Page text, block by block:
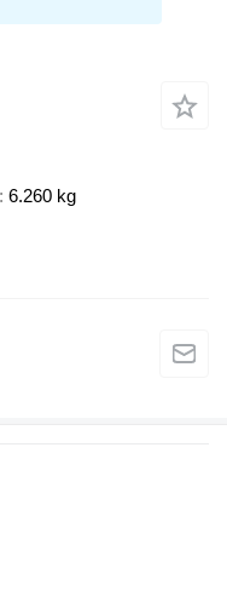
6.260 kg